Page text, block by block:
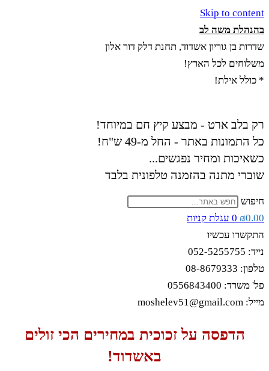
Skip to content
בהנהלת משה לב
שדרות בן גוריון אשדוד, תחנת דלק דור אלון
משלוחים לכל הארץ!
* כולל אילת!
רק בלב ארט - מבצע קיץ חם במיוחד!
כל התמונות באתר - החל מ-49 ש"ח!
כשאיכות ומחיר נפגשים...
שוברי מתנה בהזמנה טלפונית בלבד
חיפוש
₪0.00
0 עגלת קניות
התקשרו עכשיו
נייד: 052-5255755
טלפון: 08-8679333
פל' משרד: 0556843400
מייל: moshelev51@gmail.com
הדפסה על זכוכית במחירים הכי זולים
באשדוד!